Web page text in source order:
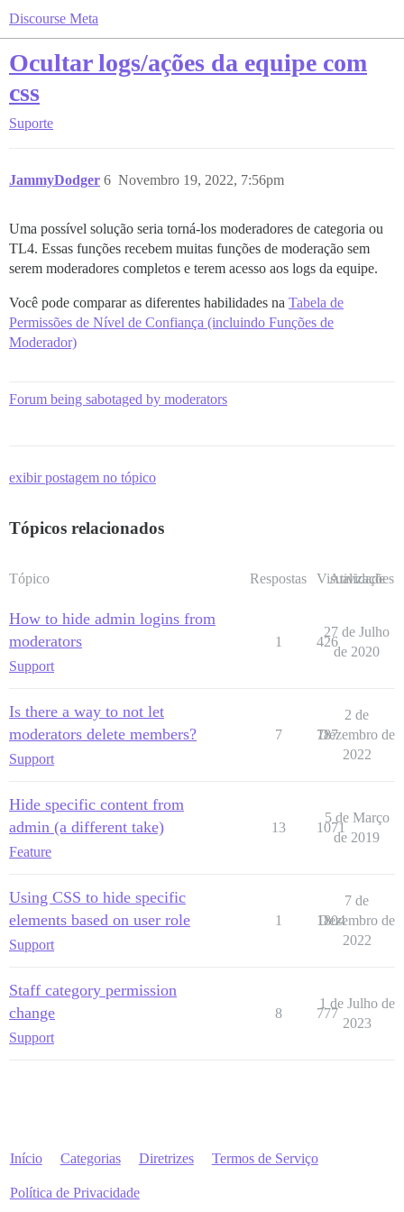
Discourse Meta
Ocultar logs/ações da equipe com
css
Suporte
JammyDodger Novembro 19, 2022, 7:56pm
6
Uma possível solução seria torná-los moderadores de categoria ou
TL4. Essas funções recebem muitas funções de moderação sem
serem moderadores completos e terem acesso aos logs da equipe.
Você pode comparar as diferentes habilidades na Tabela de
Permissões de Nível de Confiança (incluindo Funções de
Moderador)
Forum being sabotaged by moderators
exibir postagem no tópico
Tópicos relacionados
Tópico Respostas Visualizações
Atividade
How to hide admin logins from
moderators
Support
1 426
27 de Julho
de 2020
Is there a way to not let
moderators delete members?
Support
7 787
2 de
Dezembro de
2022
Hide specific content from
admin (a different take)
Feature
13 1071
5 de Março
de 2019
Using CSS to hide specific
elements based on user role
Support
1 1804
7 de
Dezembro de
2022
Staff category permission
change
Support
8 777
1 de Julho de
2023
Início Categorias Diretrizes Termos de Serviço
Política de Privacidade